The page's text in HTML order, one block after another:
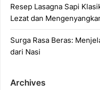
Resep Lasagna Sapi
Lezat dan
Surga Rasa Beras:
dari Nasi
Archives